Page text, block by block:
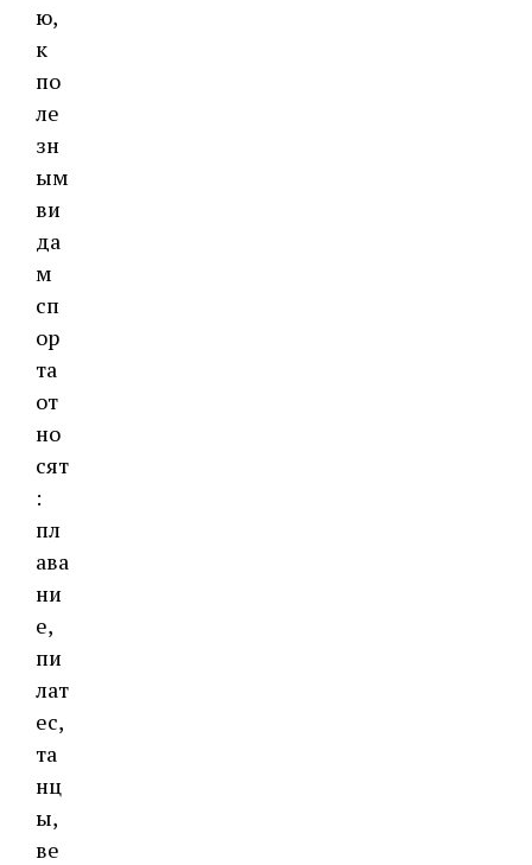
ю,
к
по
ле
зн
ым
ви
да
м
сп
ор
та
от
но
сят
:
пл
ава
ни
е,
пи
лат
ес,
та
нц
ы,
ве